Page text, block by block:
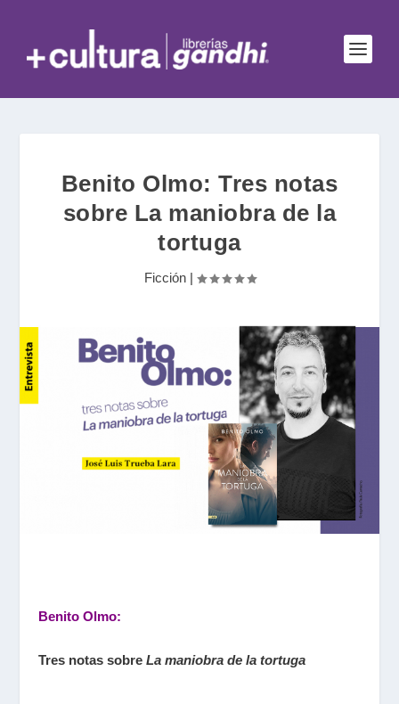
Benito Olmo: Tres notas
sobre La maniobra de la
tortuga
Ficción|
Benito Olmo:
Tres notas sobre La maniobra de la tortuga